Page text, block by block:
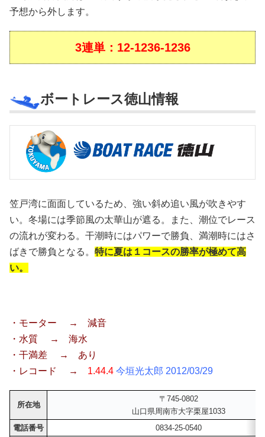
予想から外します。
3連単：12-1236-1236
ボートレース徳山情報
笠戸湾に面面しているため、強い斜め追い風が吹きやす
い。冬場には季節風の太華山が遮る。また、潮位でレース
の流れが変わる。干潮時にはパワーで勝負、満潮時にはさ
ばきで勝負となる。 特に夏は１コースの勝率が極めて高
い。
・モーター → 減音
・水質 → 海水
・干満差 → あり
・レコード → 1.44.4 今垣光太郎 2012/03/29
所在地
〒745-0802
山口県周南市大字栗屋1033
電話番号
0834-25-0540